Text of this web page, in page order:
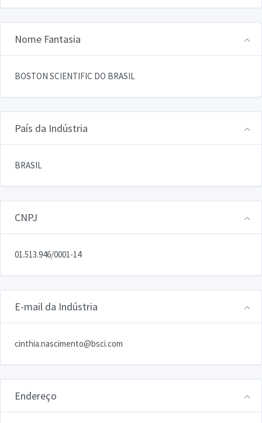
Nome Fantasia
BOSTON SCIENTIFIC DO BRASIL
País da Indústria
BRASIL
CNPJ
01.513.946/0001-14
E-mail da Indústria
cinthia.nascimento@bsci.com
Endereço